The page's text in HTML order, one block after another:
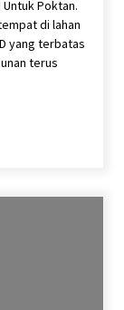
Poktan.
di lahan
yang terbatas
terus